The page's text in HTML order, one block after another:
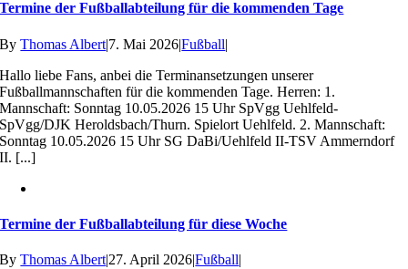
Termine der Fußballabteilung für die kommenden Tage
ByThomas Albert|7. Mai 2026|Fußball|
Hallo liebe Fans, anbei die Terminansetzungen unserer
Fußballmannschaften für die kommenden Tage. Herren: 1.
Mannschaft: Sonntag 10.05.2026 15 Uhr SpVgg Uehlfeld-
SpVgg/DJK Heroldsbach/Thurn. Spielort Uehlfeld. 2. Mannschaft:
Sonntag 10.05.2026 15 Uhr SG DaBi/Uehlfeld II-TSV Ammerndorf
II. [...]
Termine der Fußballabteilung für diese Woche
ByThomas Albert|27. April 2026|Fußball|